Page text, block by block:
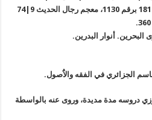
الذريعة 21|153 برقم 4384 و11|181 برقم 1130، معجم رجال الحديث 9|74
الجزائري في الفقه والاَُصول.
دروسه مدة مديدة، وروى عنه بالواسطة